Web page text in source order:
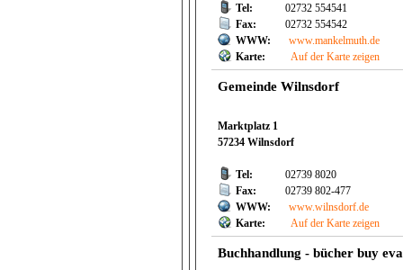
Tel:
02732 554541
Fax:
02732 554542
WWW:
www.mankelmuth.de
Karte:
Auf der Karte zeigen
Gemeinde Wilnsdorf
Marktplatz 1
57234 Wilnsdorf
Tel:
02739 8020
Fax:
02739 802-477
WWW:
www.wilnsdorf.de
Karte:
Auf der Karte zeigen
Buchhandlung - bücher buy eva